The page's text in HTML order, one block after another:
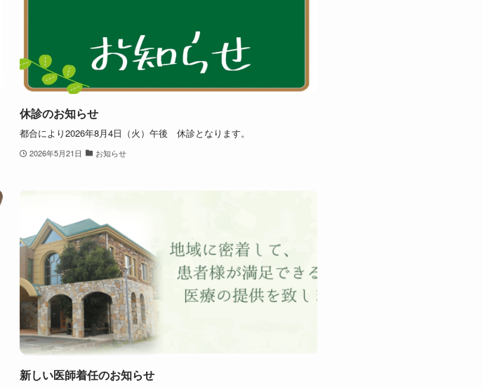
休診のお知らせ
都合により2026年8月4日（火）午後 休診となります。
2026年5月21日 お知らせ
新しい医師着任のお知らせ